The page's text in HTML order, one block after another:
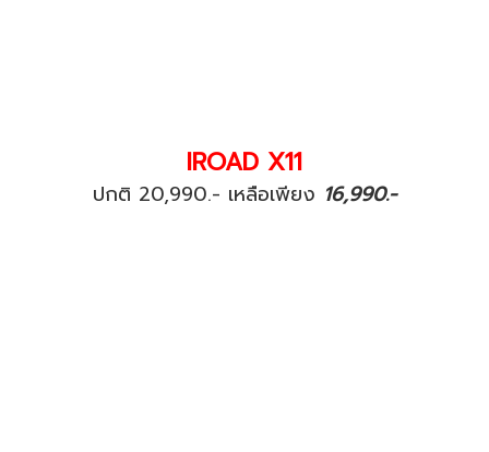
IROAD X11
ปกติ 20,990.- เหลือเพียง 16,990.-